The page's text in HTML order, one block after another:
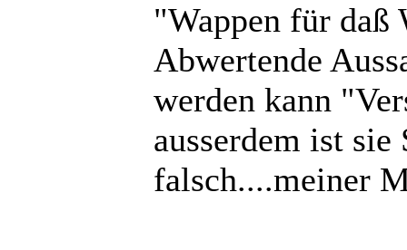
"Wappen für
Abwertende
werden kann
ausserdem ist
falsch....meiner